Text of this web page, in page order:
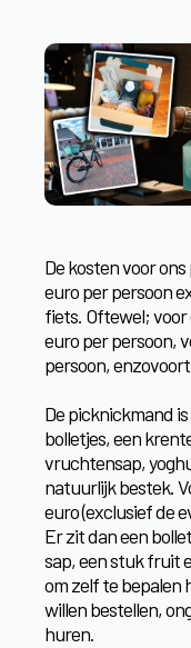
De kosten voor
euro per persoon
fiets. Oftewel; voor
euro per persoon,
persoon,
De picknickmand
bolletjes, een
vruchtensap,
natuurlijk bestek.
euro (exclusief de
Er zit dan een
sap, een stuk fruit
om zelf te bepalen
willen bestellen,
huren.